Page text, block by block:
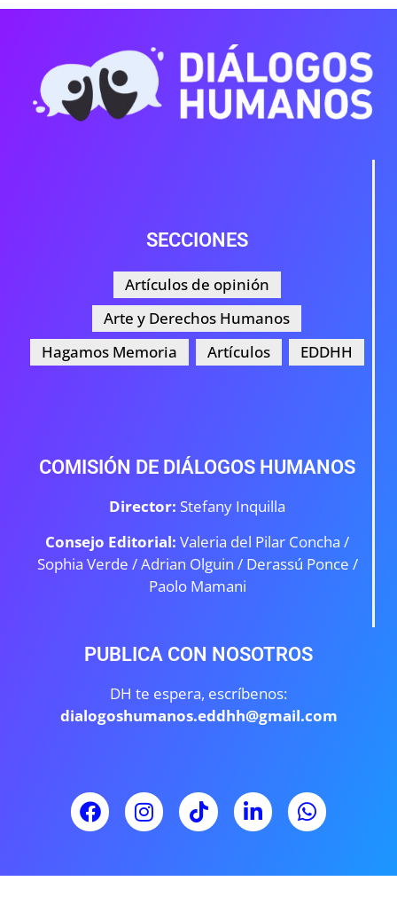
SECCIONES
Artículos de opinión
Arte y Derechos Humanos
Hagamos Memoria
Artículos EDDHH
COMISIÓN DE DIÁLOGOS HUMANOS
Director: Stefany Inquilla
Consejo Editorial: Valeria del Pilar Concha /
Sophia Verde /Adrian Olguin / Derassú Ponce /
Paolo Mamani
PUBLICA CON NOSOTROS
DH te espera, escríbenos:
dialogoshumanos.eddhh@gmail.com